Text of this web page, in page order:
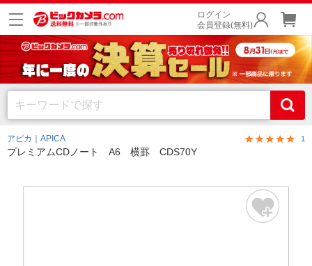
ログイン
会員登録(無料)
アピカ｜APICA 1
プレミアムCDノート A6 横罫 CDS70Y